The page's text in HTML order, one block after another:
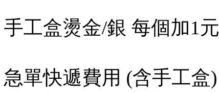
手工盒燙金/銀 每個加1
急單快遞費用 (含手工盒